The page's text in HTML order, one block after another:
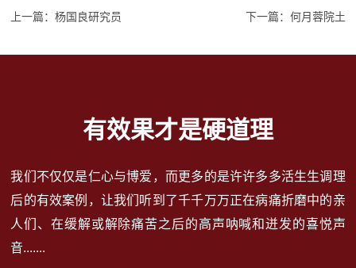
上一篇：杨国良研究员 下一篇： 何月蓉院土
有效果才是硬道理
我们不仅仅是仁心与博爱，而更多的是许许多多活生生调理
后的有效案例，让我们听到了千千万万正在病痛折磨中的亲
人们、在缓解或解除痛苦之后的高声呐喊和迸发的喜悦声
音.......